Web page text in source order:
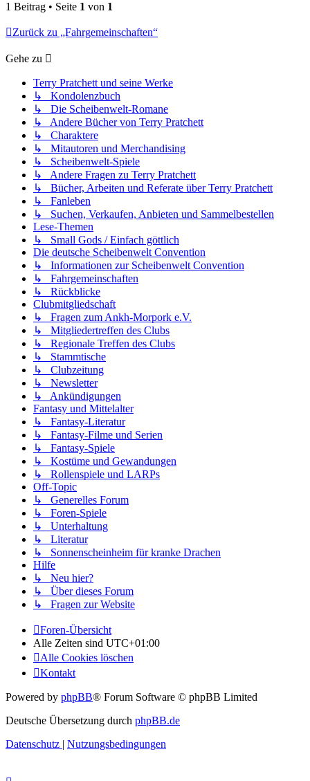
1 Beitrag • Seite 1 von 1
Zurück zu „Fahrgemeinschaften“
Gehe zu
Terry Pratchett und seine Werke
↳ Kondolenzbuch
↳ Die Scheibenwelt-Romane
↳ Andere Bücher von Terry Pratchett
↳ Charaktere
↳ Mitautoren und Merchandising
↳ Scheibenwelt-Spiele
↳ Andere Fragen zu Terry Pratchett
↳ Bücher, Arbeiten und Referate über Terry Pratchett
↳ Fanleben
↳ Suchen, Verkaufen, Anbieten und Sammelbestellen
Lese-Themen
↳ Small Gods / Einfach göttlich
Die deutsche Scheibenwelt Convention
↳ Informationen zur Scheibenwelt Convention
↳ Fahrgemeinschaften
↳ Rückblicke
Clubmitgliedschaft
↳ Fragen zum Ankh-Morpork e.V.
↳ Mitgliedertreffen des Clubs
↳ Regionale Treffen des Clubs
↳ Stammtische
↳ Clubzeitung
↳ Newsletter
↳ Ankündigungen
Fantasy und Mittelalter
↳ Fantasy-Literatur
↳ Fantasy-Filme und Serien
↳ Fantasy-Spiele
↳ Kostüme und Gewandungen
↳ Rollenspiele und LARPs
Off-Topic
↳ Generelles Forum
↳ Foren-Spiele
↳ Unterhaltung
↳ Literatur
↳ Sonnenscheinheim für kranke Drachen
Hilfe
↳ Neu hier?
↳ Über dieses Forum
↳ Fragen zur Website
Foren-Übersicht
Alle Zeiten sind UTC+01:00
Alle Cookies löschen
Kontakt
Powered by phpBB® Forum Software © phpBB Limited
Deutsche Übersetzung durch phpBB.de
Datenschutz | Nutzungsbedingungen